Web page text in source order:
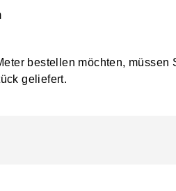
bestellen möchten,
geliefert.